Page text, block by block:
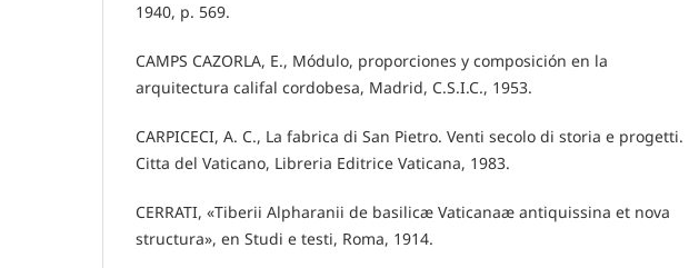
1940, p. 569.
CAMPS CAZORLA, E., Módulo, proporciones y composición en la
arquitectura califal cordobesa, Madrid, C.S.I.C., 1953.
CARPICECI, A. C., La fabrica di San Pietro. Venti secolo di storia e progetti.
Citta del Vaticano, Libreria Editrice Vaticana, 1983.
CERRATI, «Tiberii Alpharanii de basilicæ Vaticanaæ antiquissina et nova
structura», en Studi e testi, Roma, 1914.